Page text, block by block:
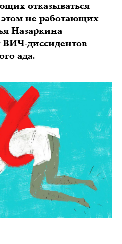
отказываться
не работающих
Назаркина
ВИЧ-диссидентов
ада.